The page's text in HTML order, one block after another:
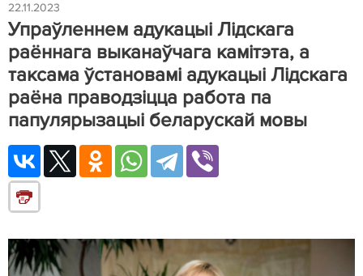
22.11.2023
Упраўленнем адукацыі Лідскага
раённага выканаўчага камітэта, а
таксама ўстановамі адукацыі Лідскага
раёна праводзіцца работа па
папулярызацыі беларускай мовы